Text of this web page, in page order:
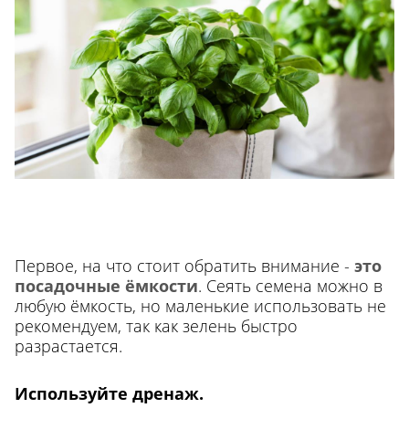
Первое, на что стоит обратить внимание - это
посадочные ёмкости. Сеять семена можно в
любую ёмкость, но маленькие использовать не
рекомендуем, так как зелень быстро
разрастается.
Используйте дренаж.